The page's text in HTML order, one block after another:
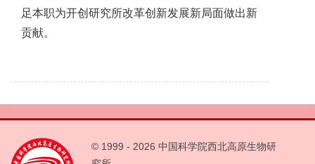
足本职为开创研究所改革创新发展新局面做出新
贡献。
© 1999 - 2026 中国科学院西北高原生物研